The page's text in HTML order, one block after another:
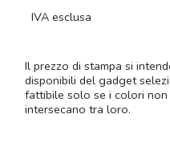
IVA esclusa
Il prezzo di stampa si
disponibili del gadget
fattibile solo se i colori
intersecano tra loro.